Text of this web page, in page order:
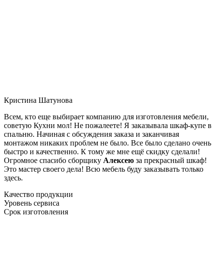
Кристина Шатунова
Всем, кто еще выбирает компанию для изготовления мебели,
советую Кухни мол! Не пожалеете! Я заказывала шкаф-купе в
спальню. Начиная с обсуждения заказа и заканчивая
монтажом никаких проблем не было. Все было сделано очень
быстро и качественно. К тому же мне ещё скидку сделали!
Огромное спасибо сборщику Алексею за прекрасный шкаф!
Это мастер своего дела! Всю мебель буду заказывать только
здесь.
Качество продукции
Уровень сервиса
Срок изготовления